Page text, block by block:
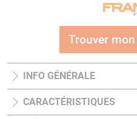
Trouver
INFO GÉNÉRALE
CARACTÉRISTIQUES